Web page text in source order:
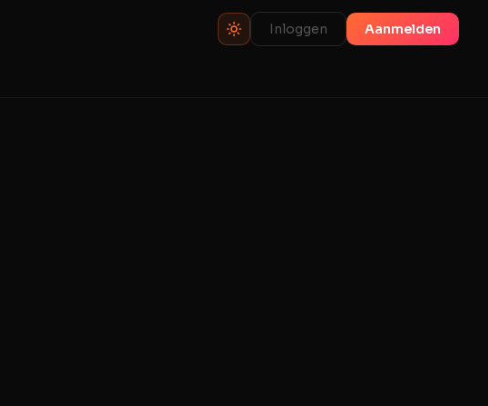
Inloggen Aanmelden